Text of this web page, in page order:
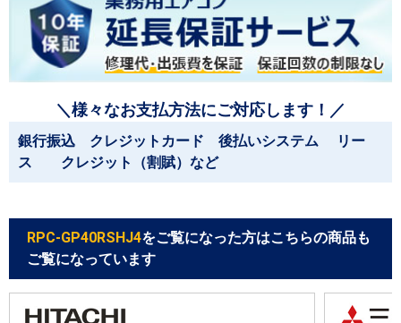
＼様々なお支払方法にご対応します！／
銀行振込 クレジットカード 後払いシステム リー
ス クレジット（割賦）など
RPC-GP40RSHJ4をご覧になった方はこちらの商品も
ご覧になっています